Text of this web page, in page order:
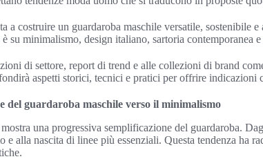
a costruire un guardaroba maschile versatile, sostenibile
su minimalismo, design italiano, sartoria contemporanea
di settore, report di trend e alle collezioni di brand
aspetti storici, tecnici e pratici per offrire indicazioni
del guardaroba maschile verso il minimalismo
mostra una progressiva semplificazione del guardaroba.
e alla nascita di linee più essenziali. Questa tendenza ha